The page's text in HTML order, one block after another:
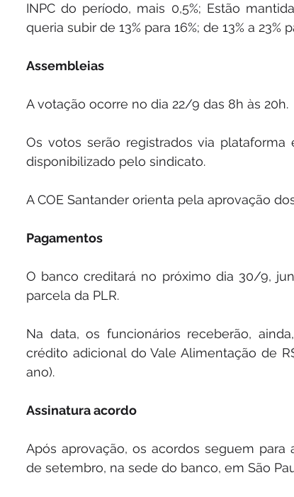
INPC do período, mais 0,5%; Estão
queria subir de 13% para 16%; de 13% a 23%
Assembleias
A votação ocorre no dia 22/9 das 8h às 20h.
Os votos serão registrados via
disponibilizado pelo sindicato.
A COE Santander orienta pela aprovação
Pagamentos
O banco creditará no próximo dia 30/9,
parcela da PLR.
Na data, os funcionários receberão,
crédito adicional do Vale Alimentação de
ano).
Assinatura acordo
Após aprovação, os acordos seguem
de setembro, na sede do banco, em São